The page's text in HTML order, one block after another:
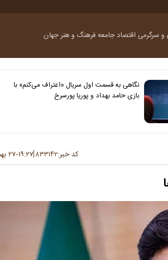
و سرگرمی اقتصاد جامعهفرهنگ و هنرجهان
نگاهی به قسمت اول سریال «اعتراف می‌کنم» با
بازی حامد بهداد و پوریا پورسرخ
کد خبر:۸۳۳۱۴۲ ۱۹:۲۷-۲۷ بهمن ۱۴۰۳